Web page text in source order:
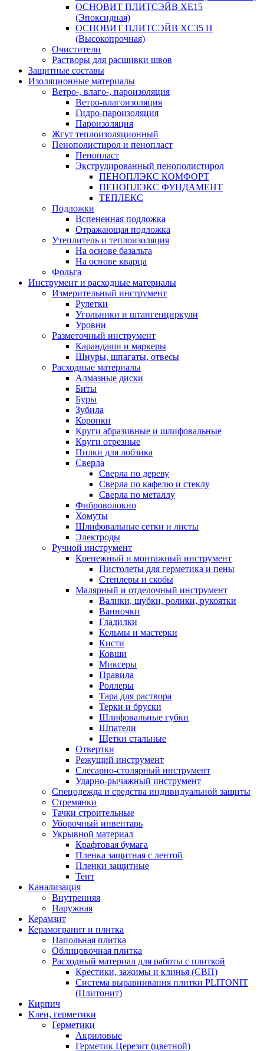
ОСНОВИТ ПЛИТСЭЙВ XЕ15
(Эпоксидная)
ОСНОВИТ ПЛИТСЭЙВ XС35 Н
(Высокопрочная)
Очистители
Растворы для расшивки швов
Защитные составы
Изоляционные материалы
Ветро-, влаго-, пароизоляция
Ветро-влагоизоляция
Гидро-пароизоляция
Пароизоляция
Жгут теплоизоляционный
Пенополистирол и пенопласт
Пенопласт
Экструдированный пенополистирол
ПЕНОПЛЭКС КОМФОРТ
ПЕНОПЛЭКС ФУНДАМЕНТ
ТЕПЛЕКС
Подложки
Вспененная подложка
Отражающая подложка
Утеплитель и теплоизоляция
На основе базальта
На основе кварца
Фольга
Инструмент и расходные материалы
Измерительный инструмент
Рулетки
Угольники и штангенциркули
Уровни
Разметочный инструмент
Карандаши и маркеры
Шнуры, шпагаты, отвесы
Расходные материалы
Алмазные диски
Биты
Буры
Зубила
Коронки
Круги абразивные и шлифовальные
Круги отрезные
Пилки для лобзика
Сверла
Сверла по дереву
Сверла по кафелю и стеклу
Сверла по металлу
Фиброволокно
Хомуты
Шлифовальные сетки и листы
Электроды
Ручной инструмент
Крепежный и монтажный инструмент
Пистолеты для герметика и пены
Степлеры и скобы
Малярный и отделочный инструмент
Валики, шубки, ролики, рукоятки
Ванночки
Гладилки
Кельмы и мастерки
Кисти
Ковши
Миксеры
Правила
Роллеры
Тара для раствора
Терки и бруски
Шлифовальные губки
Шпатели
Щетки стальные
Отвертки
Режущий инструмент
Слесарно-столярный инструмент
Ударно-рычажный инструмент
Спецодежда и средства индивидуальной защиты
Стремянки
Тачки строительные
Уборочный инвентарь
Укрывной материал
Крафтовая бумага
Пленка защитная с лентой
Пленки защитные
Тент
Канализация
Внутренняя
Наружная
Керамзит
Керамогранит и плитка
Напольная плитка
Облицовочная плитка
Расходный материал для работы с плиткой
Крестики, зажимы и клинья (СВП)
Система выравнивания плитки PLITONIT
(Плитонит)
Кирпич
Клеи, герметики
Герметики
Акриловые
Герметик Церезит (цветной)